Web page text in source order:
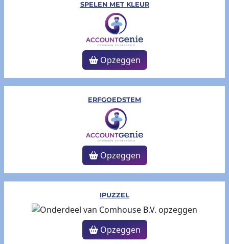
SPELEN MET KLEUR
Opzeggen
ERFGOEDSTEM
Opzeggen
IPUZZEL
Opzeggen